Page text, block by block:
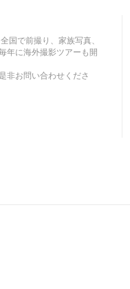
国で前撮り、家族写真、
年に海外撮影ツアーも開
非お問い合わせくださ